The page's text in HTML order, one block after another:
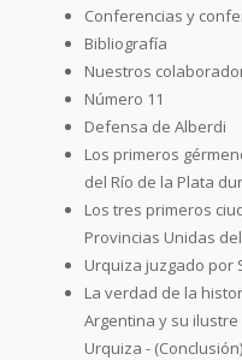
Conferencias y
Bibliografía
Nuestros
Número 11
Defensa de Alberdi
Los primeros
del Río de la Plata
Los tres primeros
Provincias Unidas
Urquiza juzgado por
La verdad de la
Argentina y su
Urquiza - (Conclusión)